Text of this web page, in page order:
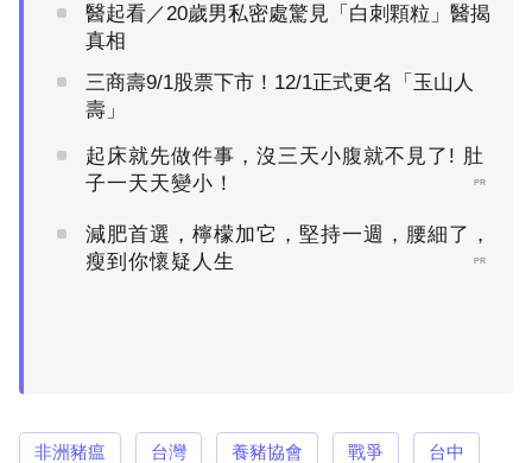
醫起看／20歲男私密處驚見「白刺顆粒」醫揭
真相
三商壽9/1股票下市！12/1正式更名「玉山人
壽」
起床就先做件事，沒三天小腹就不見了! 肚
子一天天變小！
PR
減肥首選，檸檬加它，堅持一週，腰細了，
瘦到你懷疑人生
PR
非洲豬瘟 台灣 養豬協會 戰爭 台中